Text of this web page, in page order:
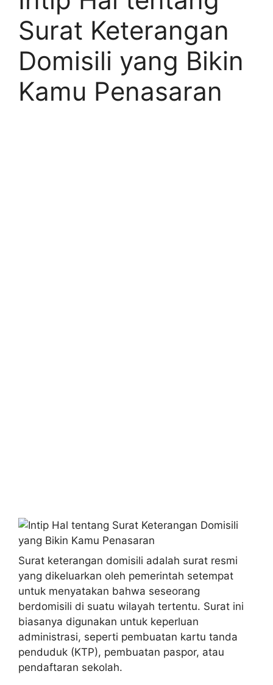
Surat Keterangan
Domisili yang Bikin
Kamu Penasaran
Surat keterangan domisili adalah surat resmi
yang dikeluarkan oleh pemerintah setempat
untuk menyatakan bahwa seseorang
berdomisili di suatu wilayah tertentu. Surat ini
biasanya digunakan untuk keperluan
administrasi, seperti pembuatan kartu tanda
penduduk (KTP), pembuatan paspor, atau
pendaftaran sekolah.